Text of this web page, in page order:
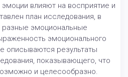
влияют на восприятие и
план исследования, в
разные эмоциональные
эмоционального
описываются результаты
показывающего, что
и целесообразно.